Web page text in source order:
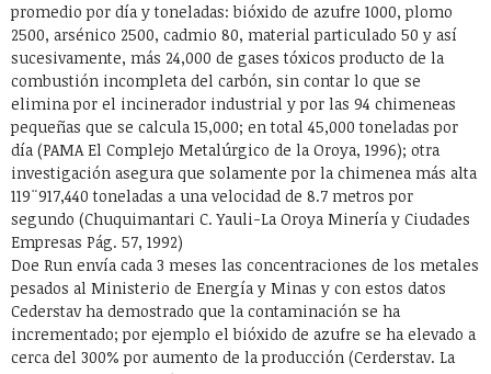
promedio por día y toneladas: bióxido de azufre 1000, plomo
2500, arsénico 2500, cadmio 80, material particulado 50 y así
sucesivamente, más 24,000 de gases tóxicos producto de la
combustión incompleta del carbón, sin contar lo que se
elimina por el incinerador industrial y por las 94 chimeneas
pequeñas que se calcula 15,000; en total 45,000 toneladas por
día (PAMA El Complejo Metalúrgico de la Oroya, 1996); otra
investigación asegura que solamente por la chimenea más alta
119¨917,440 toneladas a una velocidad de 8.7 metros por
segundo (Chuquimantari C. Yauli-La Oroya Minería y Ciudades
Empresas Pág. 57, 1992)
Doe Run envía cada 3 meses las concentraciones de los metales
pesados al Ministerio de Energía y Minas y con estos datos
Cederstav ha demostrado que la contaminación se ha
incrementado; por ejemplo el bióxido de azufre se ha elevado a
cerca del 300% por aumento de la producción (Cerderstav. La